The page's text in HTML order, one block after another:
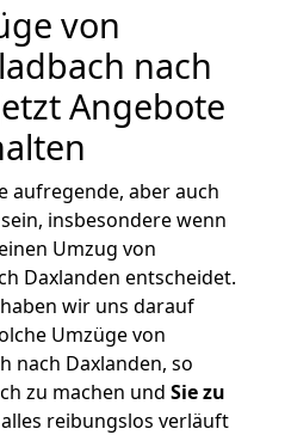
von
nach
Angebote
aufregende, aber auch
sein, insbesondere wenn
Umzug von
Daxlanden entscheidet.
wir uns darauf
Umzüge von
nach Daxlanden, so
zu machen und Sie zu
reibungslos verläuft